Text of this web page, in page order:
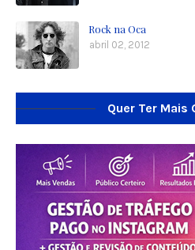
Rock na Oca
abril 02, 2012
Quer Ter Mais